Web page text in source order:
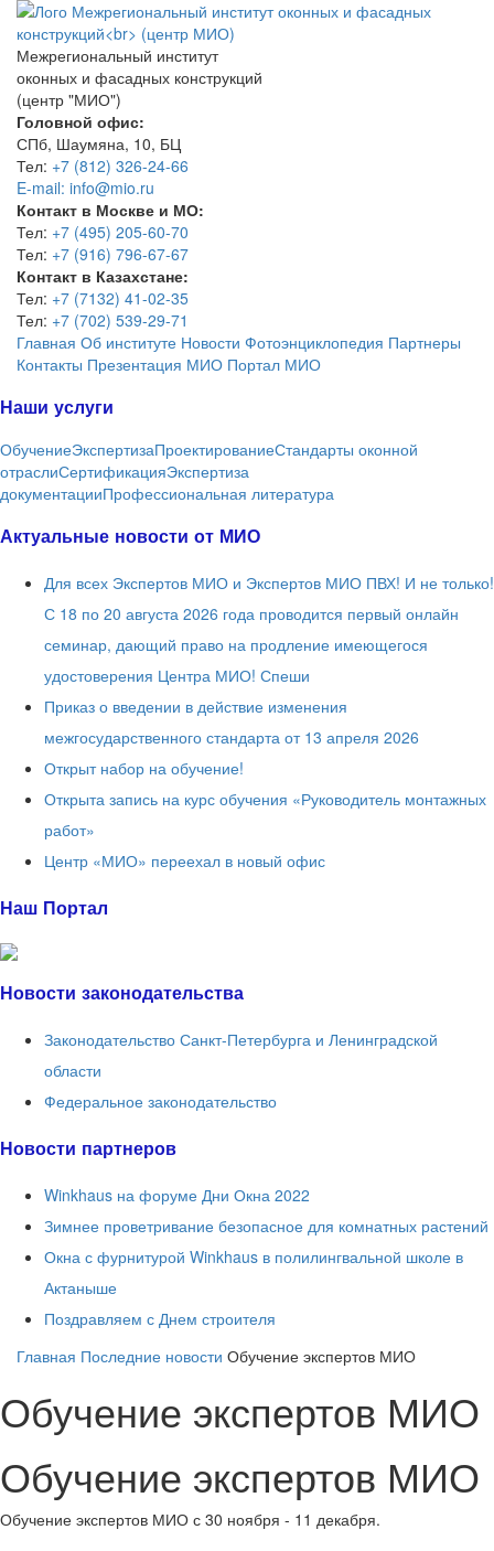
Межрегиональный институт
оконных и фасадных конструкций
(центр "МИО")
Головной офис:
СПб, Шаумяна, 10, БЦ
Тел: +7 (812) 326-24-66
E-mail: info@mio.ru
Контакт в Москве и МО:
Тел: +7 (495) 205-60-70
Тел: +7 (916) 796-67-67
Контакт в Казахстане:
Тел: +7 (7132) 41-02-35
Тел: +7 (702) 539-29-71
Главная Об институте Новости Фотоэнциклопедия Партнеры
Контакты Презентация МИО Портал МИО
Наши услуги
ОбучениеЭкспертизаПроектированиеСтандарты оконной
отраслиСертификацияЭкспертиза
документацииПрофессиональная литература
Актуальные новости от МИО
Для всех Экспертов МИО и Экспертов МИО ПВХ! И не только!
С 18 по 20 августа 2026 года проводится первый онлайн
семинар, дающий право на продление имеющегося
удостоверения Центра МИО! Спеши
Приказ о введении в действие изменения
межгосударственного стандарта от 13 апреля 2026
Открыт набор на обучение!
Открыта запись на курс обучения «Руководитель монтажных
работ»
Центр «МИО» переехал в новый офис
Наш Портал
Новости законодательства
Законодательство Санкт-Петербурга и Ленинградской
области
Федеральное законодательство
Новости партнеров
Winkhaus на форуме Дни Окна 2022
Зимнее проветривание безопасное для комнатных растений
Окна с фурнитурой Winkhaus в полилингвальной школе в
Актаныше
Поздравляем с Днем строителя
Главная Последние новости Обучение экспертов МИО
Обучение экспертов МИО
Обучение экспертов МИО
Обучение экспертов МИО с 30 ноября - 11 декабря.